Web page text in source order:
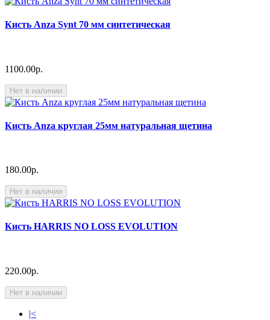
Кисть Anza Synt 70 мм синтетическая
1100.00р.
Нет в наличии
Кисть Anza круглая 25мм натуральная щетина
180.00р.
Нет в наличии
Кисть HARRIS NO LOSS EVOLUTION
220.00р.
Нет в наличии
|<